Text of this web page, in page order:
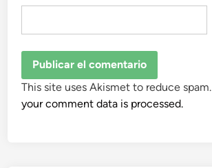
This site uses Akismet to reduce spam.
your comment data is processed.